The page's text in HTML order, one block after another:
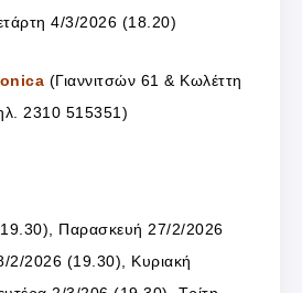
4/3/2026 (18.20)
(Γιαννιτσών 61 & Κωλέττη
2310 515351)
Παρασκευή 27/2/2026
2/2026 (19.30), Κυριακή